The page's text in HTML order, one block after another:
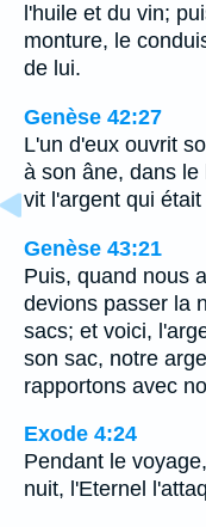
l'huile et du vin;
monture, le
de lui.
Genèse 42:27
L'un d'eux ouvrit
à son âne, dans
vit l'argent qui
Genèse 43:21
Puis, quand nous
devions passer la
sacs; et voici,
son sac, notre
rapportons avec
Exode 4:24
Pendant le
nuit, l'Eternel